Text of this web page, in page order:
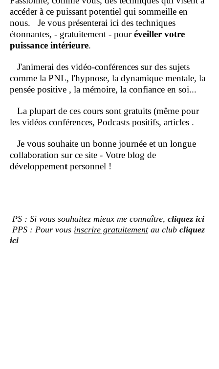
accéder à ce puissant potentiel qui sommeille en
nous. Je vous présenterai ici des techniques
étonnantes, - gratuitement - pouréveiller votre
puissance intérieure.
J'animerai des vidéo-conférences sur des sujets
comme la PNL, l'hypnose, la dynamique mentale, la
pensée positive , la mémoire, la confiance en soi...
La plupart de ces cours sont gratuits (même pour
les vidéos conférences, Podcasts positifs, articles .
Je vous souhaite un bonne journée et un longue
collaboration sur ce site - Votre blog de
développement personnel !
PS : Si vous souhaitez mieux me connaître, cliquez ici
PPS : Pour vous inscrire gratuitementau club cliquez
ici